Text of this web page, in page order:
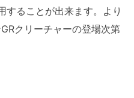
することが出来ます。より
クリーチャーの登場次第